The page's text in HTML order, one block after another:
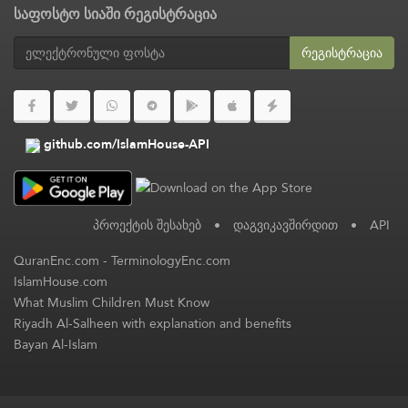
საფოსტო სიაში რეგისტრაცია
რეგისტრაცია
github.com/IslamHouse-API
პროექტის შესახებ • დაგვიკავშირდით • API
QuranEnc.com-TerminologyEnc.com
IslamHouse.com
What Muslim Children Must Know
Riyadh Al-Salheen with explanation and benefits
Bayan Al-Islam